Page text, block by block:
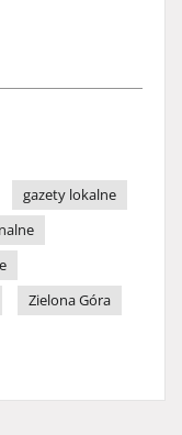
gazety lokalne
Zielona Góra